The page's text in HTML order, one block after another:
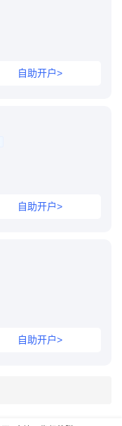
自助开户>
自助开户>
自助开户>